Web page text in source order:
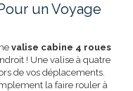
un Voyage
valise cabine 4 roues
! Une valise à quatre
de vos déplacements.
la faire rouler à